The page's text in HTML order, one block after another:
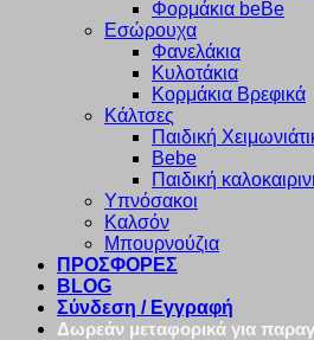
Φορμάκια beBe
Εσώρουχα
Φανελάκια
Κυλοτάκια
Κορμάκια Βρεφικά
Κάλτσες
Παιδική
Bebe
Παιδική
Υπνόσακοι
Καλσόν
Μπουρνούζια
ΠΡΟΣΦΟΡΕΣ
BLOG
Σύνδεση / Εγγραφή
Δωρεάν μεταφορικά για